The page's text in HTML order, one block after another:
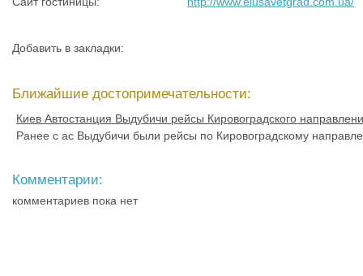
Добавить в закладки:
Ближайшие достопримечательности:
Киев Автостанция Выдубичи рейсы Кировоградского
Ранее с ас Выдубичи были рейсы по Кировоградскому
Комментарии:
комментариев пока нет